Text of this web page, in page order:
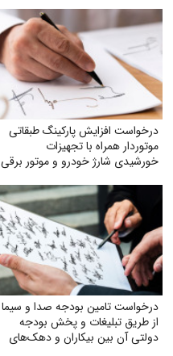
درخواست افزایش پارکینگ طبقاتی
موتوردار همراه با تجهیزات
خورشیدی شارژ خودرو و موتور برقی
درخواست تامین بودجه صدا و سیما
از طریق تبلیغات و پخش بودجه
دولتی آن بین بیکاران و دهک‌های